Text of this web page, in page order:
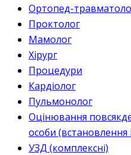
Ортопед-
Проктолог
Мамолог
Хірург
Процедури
Кардіолог
Пульмонолог
Оцінювання
особи (встановлення
УЗД (комплексні)